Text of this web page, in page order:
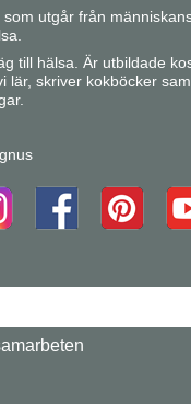
som utgår från
till hälsa. Är utbildade
lär, skriver kokböcker